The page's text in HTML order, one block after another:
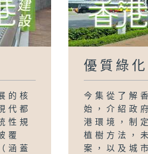
的核
代都
性規
覆
涵蓋
優質綠化
今集從了解
始，介紹政
港環境，制
植樹方法，
案，以及城